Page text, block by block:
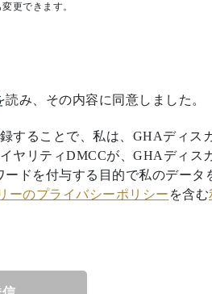
更できます。
読み、その内容に同意しました。
することで、私は、GHAディス
ヤリティDMCCが、GHAディス
ドを付与する目的で私のデータ
ーのプライバシーポリシー を含む